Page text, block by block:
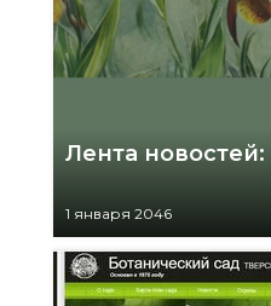
Лента новостей:
1 января 2046